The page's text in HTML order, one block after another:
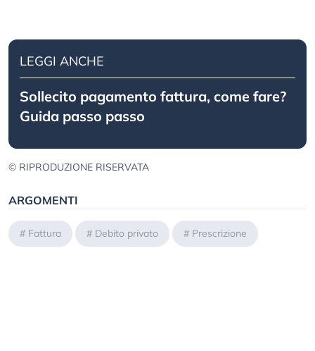
LEGGI ANCHE
Sollecito pagamento fattura, come fare?
Guida passo passo
© RIPRODUZIONE RISERVATA
ARGOMENTI
# Fattura # Debito privato # Prescrizione